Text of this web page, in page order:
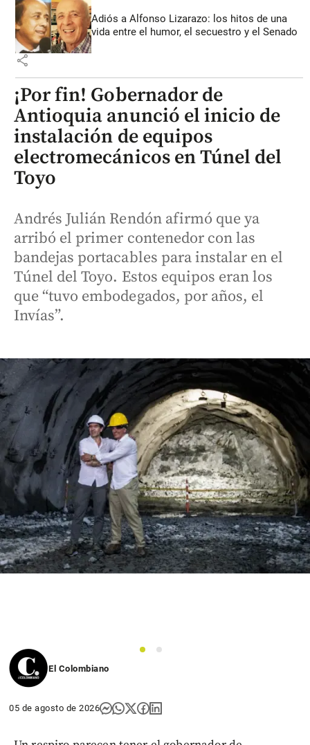
Adiós a Alfonso Lizarazo: los hitos de una
vida entre el humor, el secuestro y el Senado
share
¡Por fin! Gobernador de
Antioquia anunció el inicio de
instalación de equipos
electromecánicos en Túnel del
Toyo
Andrés Julián Rendón afirmó que ya
arribó el primer contenedor con las
bandejas portacables para instalar en el
Túnel del Toyo. Estos equipos eran los
que “tuvo embodegados, por años, el
Invías”.
1
2
El Colombiano
05 de agosto de 2026